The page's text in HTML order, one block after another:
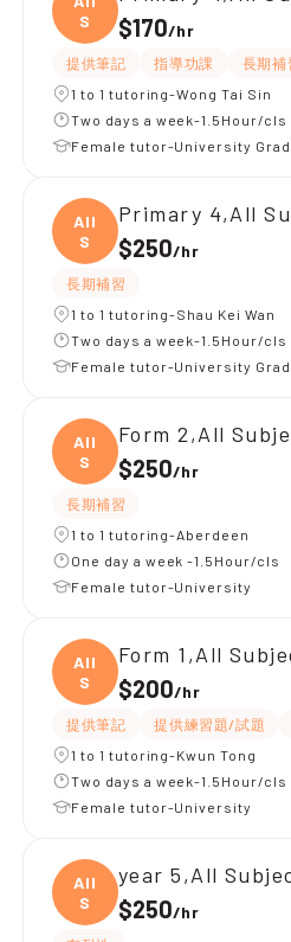
S
$170/hr
提供筆記 指導功課 長期補
1 to 1 tutoring-Wong Tai Sin
Two days a week-1.5Hour/cls
Female tutor-University
All
S
Primary 4,All
$250/hr
長期補習
1 to 1 tutoring-Shau Kei Wan
Two days a week-1.5Hour/cls
Female tutor-University
All
S
Form 2,All
$250/hr
長期補習
1 to 1 tutoring-Aberdeen
One day a week -1.5Hour/cls
Female tutor-University
All
S
Form 1,All
$200/hr
提供筆記 提供練習題/試題
1 to 1 tutoring-Kwun Tong
Two days a week-1.5Hour/cls
Female tutor-University
All
S
year 5,All
$250/hr